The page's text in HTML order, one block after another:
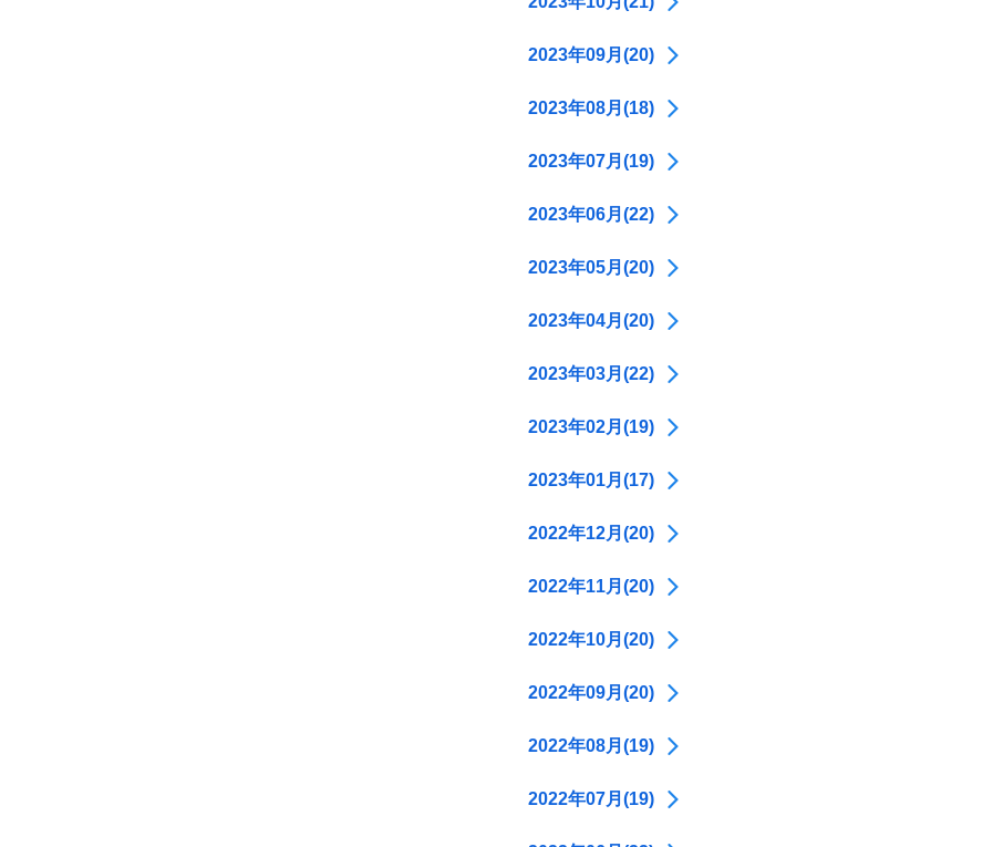
2023年09月(20)
2023年08月(18)
2023年07月(19)
2023年06月(22)
2023年05月(20)
2023年04月(20)
2023年03月(22)
2023年02月(19)
2023年01月(17)
2022年12月(20)
2022年11月(20)
2022年10月(20)
2022年09月(20)
2022年08月(19)
2022年07月(19)